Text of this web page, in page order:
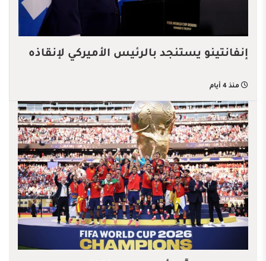
إنفانتينو يستنجد بالرئيس الأميركي لإنقاذه
منذ 4 أيام